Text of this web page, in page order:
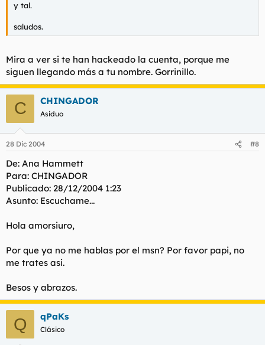
y tal.
saludos.
Mira a ver si te han hackeado la cuenta, porque me
siguen llegando más a tu nombre. Gorrinillo.
C CHINGADOR
Asiduo
28 Dic 2004 #8
De: Ana Hammett
Para: CHINGADOR
Publicado: 28/12/2004 1:23
Asunto: Escuchame...
Hola amorsiuro,
Por que ya no me hablas por el msn? Por favor papi, no
me trates asi.
Besos y abrazos.
Q qPaKs
Clásico